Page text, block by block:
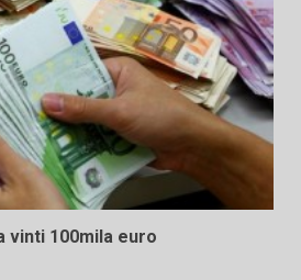
vinti 100mila euro